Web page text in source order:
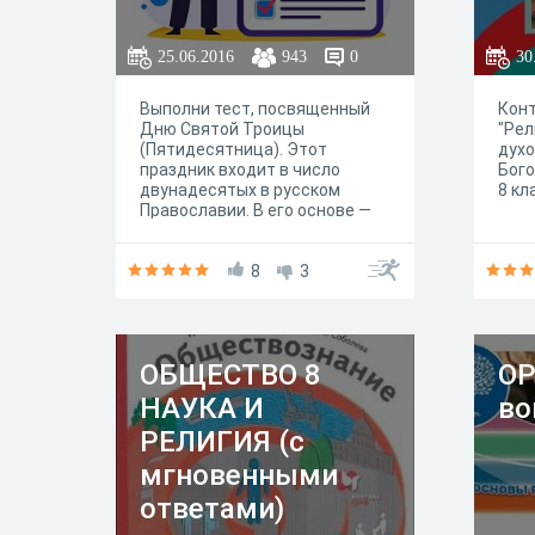
заменить профессиональную
консультацию с религиозным
наставником или духовным
лидером. Тест представляет
собой лишь инструмент для
самопознания и может помочь
в более глубоком изучении
различных христианских
традиций. Желаем удачи!
25.06.2016 943 0
Выполни тест, посвященный
Дню Святой Троицы
(Пятидесятница). Этот
праздник входит в число
двунадесятых в русском
Православии. В его основе —
день после Пасхи. Отсюда
8 3
8
ОБЩЕСТВО 8
НАУКА И
РЕЛИГИЯ (с
мгновенными
ответами)